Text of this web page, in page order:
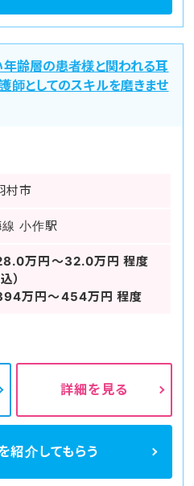
齢層の患者様と関われる耳
師としてのスキルを磨きませ
村市
線 小作駅
28.0万円～32.0万円 程度
）
394万円～454万円 程度
詳細を見る
紹介してもらう